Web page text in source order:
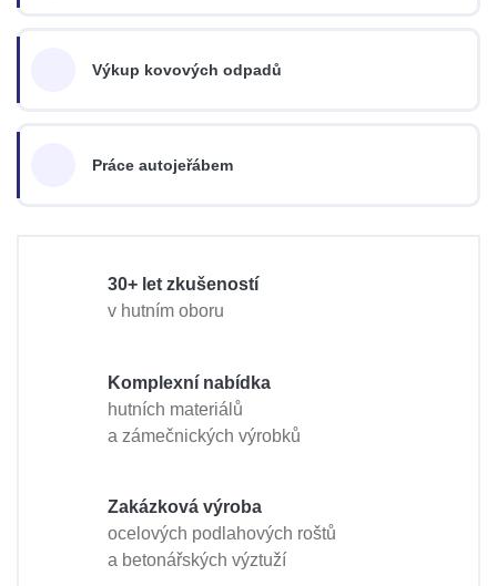
Výkup kovových odpadů
Práce autojeřábem
30+ let zkušeností
v hutním oboru
Komplexní nabídka
hutních materiálů
a zámečnických výrobků
Zakázková výroba
ocelových podlahových roštů
a betonářských výztuží